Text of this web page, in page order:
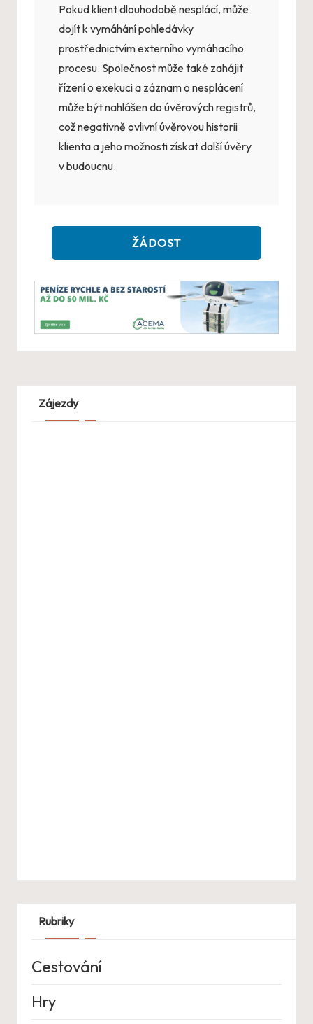
Pokud klient dlouhodobě nesplácí, může
dojít k vymáhání pohledávky
prostřednictvím externího vymáhacího
procesu. Společnost může také zahájit
řízení o exekuci a záznam o nesplácení
může být nahlášen do úvěrových registrů,
což negativně ovlivní úvěrovou historii
klienta a jeho možnosti získat další úvěry
v budoucnu.
ŽÁDOST
Zájezdy
Rubriky
Cestování
Hry